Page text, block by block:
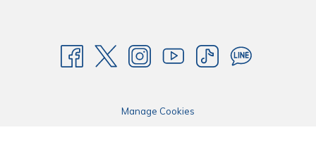
Manage Cookies